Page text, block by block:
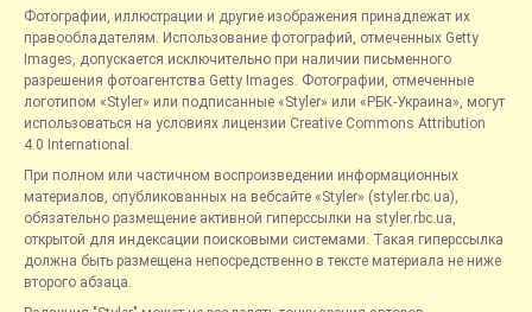
Фотографии, иллюстрации и другие изображения принадлежат их
правообладателям. Использование фотографий, отмеченных Getty
Images, допускается исключительно при наличии письменного
разрешения фотоагентства Getty Images. Фотографии, отмеченные
логотипом «Styler» или подписанные «Styler» или «РБК-Украина», могут
использоваться на условиях лицензии Creative Commons Attribution
4.0 International.
При полном или частичном воспроизведении информационных
материалов, опубликованных на вебсайте «Styler» (styler.rbc.ua),
обязательно размещение активной гиперссылки на styler.rbc.ua,
открытой для индексации поисковыми системами. Такая гиперссылка
должна быть размещена непосредственно в тексте материала не ниже
второго абзаца.